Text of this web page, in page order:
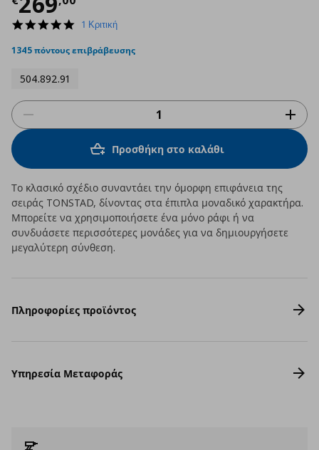
5.0
rating
1 Κριτική
1345 πόντους επιβράβευσης
504.892.91
Προσθήκη στο καλάθι
Το κλασικό σχέδιο συναντάει την όμορφη επιφάνεια της
σειράς TONSTAD, δίνοντας στα έπιπλα μοναδικό χαρακτήρα.
Μπορείτε να χρησιμοποιήσετε ένα μόνο ράφι ή να
συνδυάσετε περισσότερες μονάδες για να δημιουργήσετε
μεγαλύτερη σύνθεση.
Πληροφορίες προϊόντος
Υπηρεσία Μεταφοράς